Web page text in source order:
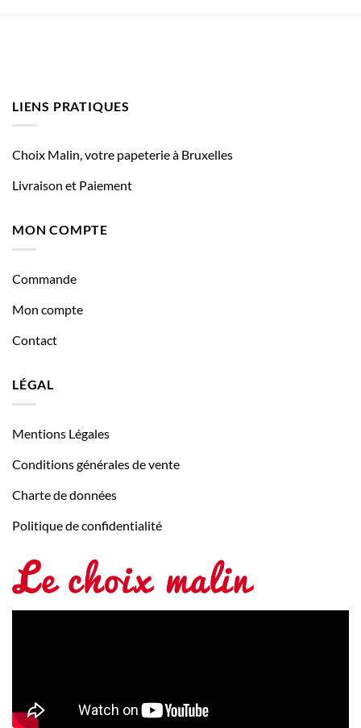
LIENS PRATIQUES
Choix Malin, votre papeterie à Bruxelles
Livraison et Paiement
MON COMPTE
Commande
Mon compte
Contact
LÉGAL
Mentions Légales
Conditions générales de vente
Charte de données
Politique de confidentialité